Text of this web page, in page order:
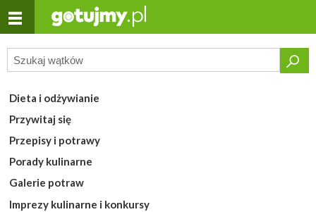
Dieta i odżywianie
Przywitaj się
Przepisy i potrawy
Porady kulinarne
Galerie potraw
Imprezy kulinarne i konkursy